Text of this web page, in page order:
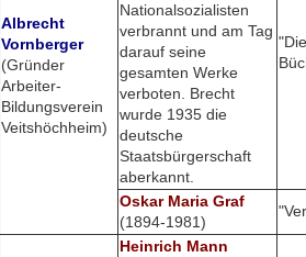
Nationalsozialisten
verbrannt und am Tag
darauf seine
gesamten Werke
verboten. Brecht
wurde 1935 die
deutsche
Staatsbürgerschaft
aberkannt.
Albrecht
Vornberger
(Gründer
Arbeiter-
Bildungsverein
Veitshöchheim)
"Die
Oskar Maria Graf
(1894-1981)
Heinrich Mann